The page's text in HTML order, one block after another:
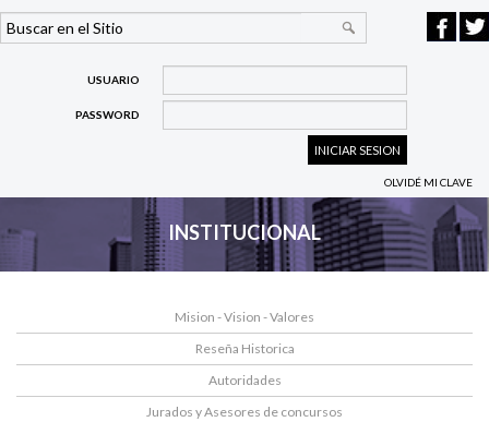
USUARIO
PASSWORD
OLVIDÉ MI CLAVE
INSTITUCIONAL
Mision - Vision - Valores
Reseña Historica
Autoridades
Jurados y Asesores de concursos